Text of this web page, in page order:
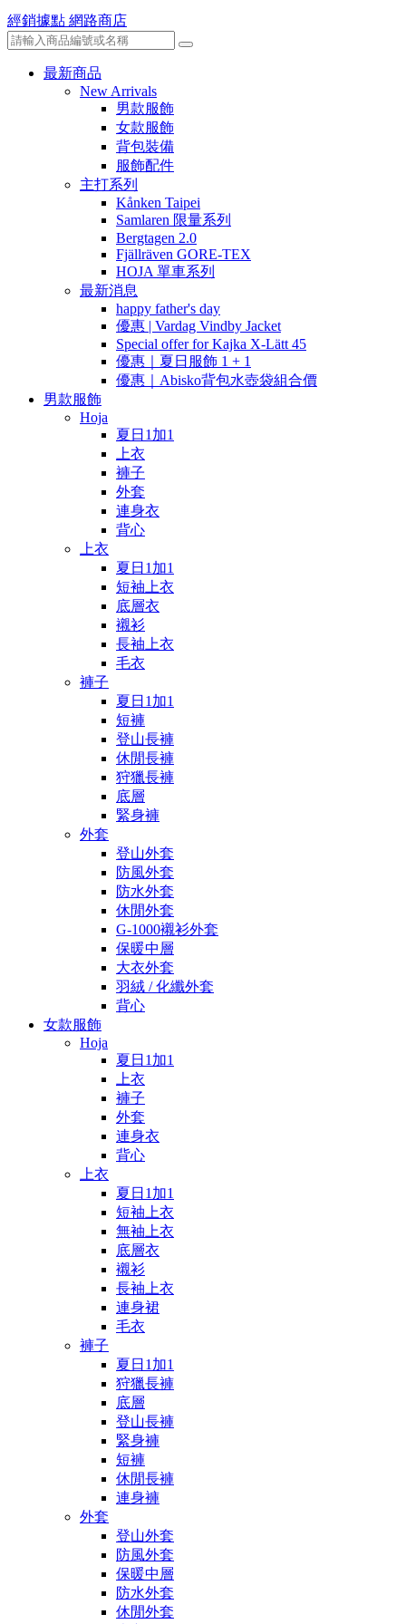
經銷據點 網路商店
最新商品
New Arrivals
男款服飾
女款服飾
背包裝備
服飾配件
主打系列
Kånken Taipei
Samlaren 限量系列
Bergtagen 2.0
Fjällräven GORE-TEX
HOJA 單車系列
最新消息
happy father's day
優惠 | Vardag Vindby Jacket
Special offer for Kajka X-Lätt 45
優惠｜夏日服飾 1 + 1
優惠｜Abisko背包水壺袋組合價
男款服飾
Hoja
夏日1加1
上衣
褲子
外套
連身衣
背心
上衣
夏日1加1
短袖上衣
底層衣
襯衫
長袖上衣
毛衣
褲子
夏日1加1
短褲
登山長褲
休閒長褲
狩獵長褲
底層
緊身褲
外套
登山外套
防風外套
防水外套
休閒外套
G-1000襯衫外套
保暖中層
大衣外套
羽絨 / 化纖外套
背心
女款服飾
Hoja
夏日1加1
上衣
褲子
外套
連身衣
背心
上衣
夏日1加1
短袖上衣
無袖上衣
底層衣
襯衫
長袖上衣
連身裙
毛衣
褲子
夏日1加1
狩獵長褲
底層
登山長褲
緊身褲
短褲
休閒長褲
連身褲
外套
登山外套
防風外套
保暖中層
防水外套
休閒外套